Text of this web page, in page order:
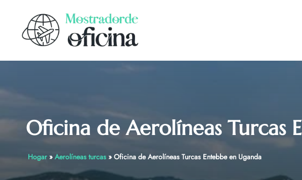
content
Oficina de Aerolíneas Turcas
Hogar» Aerolíneas turcas» Oficina de Aerolíneas Turcas Entebbe en Uganda